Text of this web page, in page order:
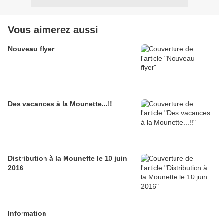
Vous aimerez aussi
Nouveau flyer
Des vacances à la Mounette...!!
Distribution à la Mounette le 10 juin
2016
Information